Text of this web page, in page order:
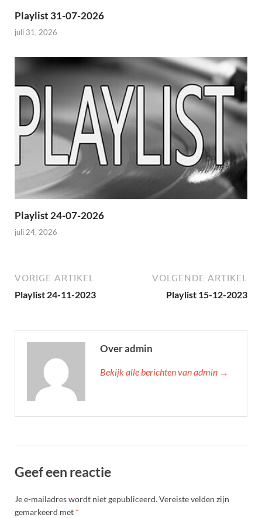
Playlist 31-07-2026
juli 31, 2026
Playlist 24-07-2026
juli 24, 2026
VORIGE ARTIKEL
Playlist 24-11-2023
VOLGENDE ARTIKEL
Playlist 15-12-2023
Over admin
Bekijk alle berichten van admin →
Geef een reactie
Je e-mailadres wordt niet gepubliceerd.Vereiste velden zijn
gemarkeerd met *